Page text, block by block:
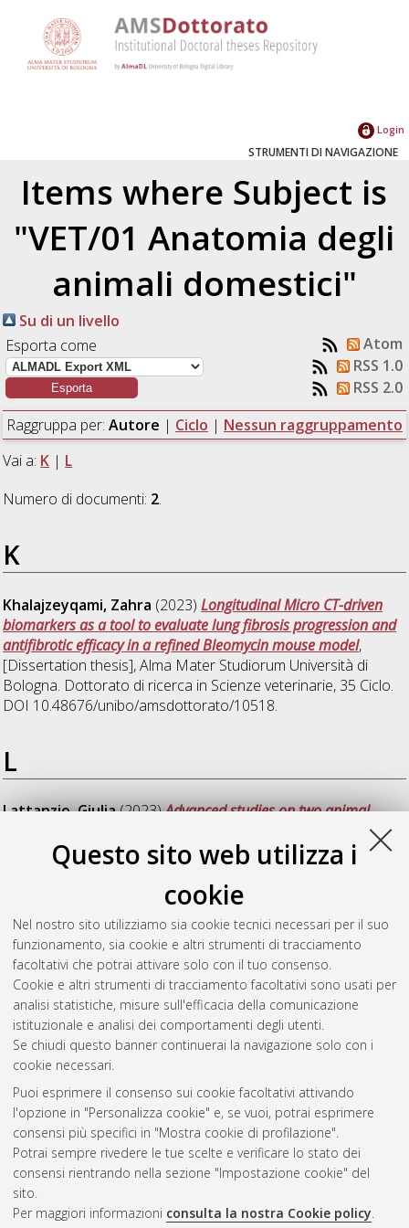
Questo sito web utilizza i
cookie
Nel nostro sito utilizziamo sia cookie tecnici necessari per il suo
funzionamento, sia cookie e altri strumenti di tracciamento
facoltativi che potrai attivare solo con il tuo consenso.
Cookie e altri strumenti di tracciamento facoltativi sono usati per
analisi statistiche, misure sull'efficacia della comunicazione
istituzionale e analisi dei comportamenti degli utenti.
Se chiudi questo banner continuerai la navigazione solo con i
cookie necessari.
Puoi esprimere il consenso sui cookie facoltativi attivando
l'opzione in "Personalizza cookie" e, se vuoi, potrai esprimere
consensi più specifici in "Mostra cookie di profilazione".
Potrai sempre rivedere le tue scelte e verificare lo stato dei
consensi rientrando nella sezione "Impostazione cookie" del
sito.
Per maggiori informazioni consulta la nostra Cookie policy.
Login
STRUMENTI DI NAVIGAZIONE
Items where Subject is
"VET/01 Anatomia degli
animali domestici"
Su di un livello
Esporta come
Atom
RSS 1.0
RSS 2.0
Raggruppa per: Autore | Ciclo | Nessun raggruppamento
Vai a: K | L
Numero di documenti: 2.
K
Khalajzeyqami, Zahra (2023)Longitudinal Micro CT-driven
biomarkers as a tool to evaluate lung fibrosis progression and
antifibrotic efficacy in a refined Bleomycin mouse model,
[Dissertation thesis], Alma Mater Studiorum Università di
Bologna. Dottorato di ricerca in Scienze veterinarie, 35 Ciclo.
DOI 10.48676/unibo/amsdottorato/10518.
L
Lattanzio, Giulia(2023)Advanced studies on two animal
models, murine and fish. RadKI21A626T mouse model: new
insights into molecular mechanisms of enteric neuro-epithelial
pathology. European sea bass: study of the effects of essential
oils in different diets on the gastric system.
thesis], Alma Mater Studiorum Università di Bologna.
Dottorato di ricerca inScienze veterinarie , 35 Ciclo. DOI
10.48676/unibo/amsdottorato/10666.
Questa lista e' stata generata il Thu Aug 6 20:32:54 2026
Atom
Rss 1.0
Rss 2.0
ISSN: 2038-7946